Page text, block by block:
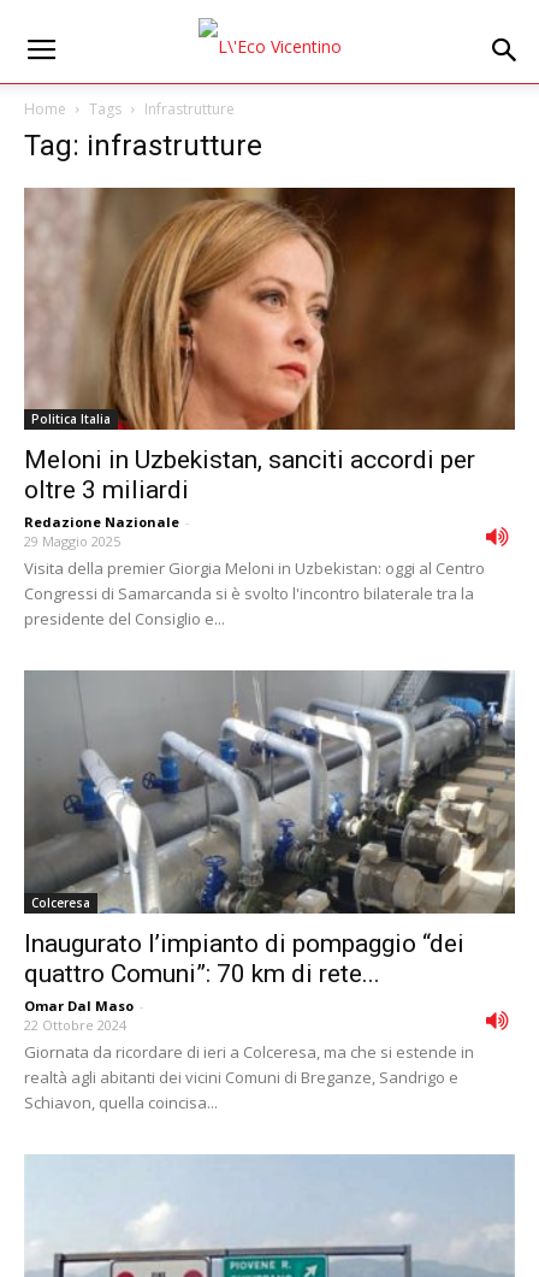
Home Tags Infrastrutture
Tag: infrastrutture
Politica Italia
Meloni in Uzbekistan, sanciti accordi per
oltre 3 miliardi
Redazione Nazionale -
29 Maggio 2025
Visita della premier Giorgia Meloni in Uzbekistan: oggi al Centro
Congressi di Samarcanda si è svolto l'incontro bilaterale tra la
presidente del Consiglio e...
Colceresa
Inaugurato l’impianto di pompaggio “dei
quattro Comuni”: 70 km di rete...
Omar Dal Maso -
22 Ottobre 2024
Giornata da ricordare di ieri a Colceresa, ma che si estende in
realtà agli abitanti dei vicini Comuni di Breganze, Sandrigo e
Schiavon, quella coincisa...